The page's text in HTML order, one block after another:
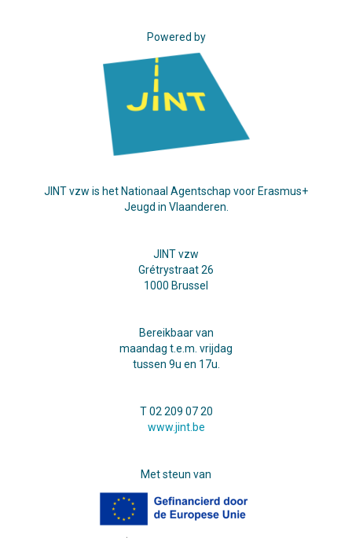
Powered by
JINT vzw is het Nationaal Agentschap voor Erasmus+
Jeugd in Vlaanderen.
JINT vzw
Grétrystraat 26
1000 Brussel
Bereikbaar van
maandag t.e.m. vrijdag
tussen 9u en 17u.
T 02 209 07 20
www.jint.be
Met steun van